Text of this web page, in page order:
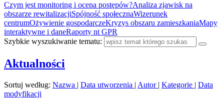
Czym jest monitoring i ocena postępów?Analiza zjawisk na
obszarze rewitalizacjiSpójność społecznaWizerunek
centrumOżywienie gospodarczeKryzys obszaru zamieszkaniaMapy
interaktywne i daneRaporty nt GPR
Szybkie wyszukiwanie tematu:
Aktualności
Sortuj według: Nazwa | Data utworzenia | Autor | Kategorie | Data
modyfikacji